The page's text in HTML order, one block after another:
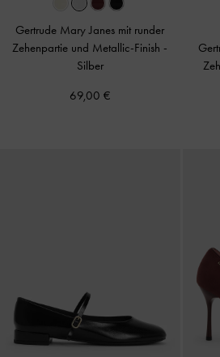
Gertrude Mary Janes mit runder
Zehenpartie und Metallic-Finish -
Silber
69,00 €